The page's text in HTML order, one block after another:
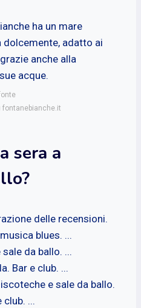
ha un mare
adatto ai
anche alla
acque.
sera a
delle recensioni.
blues. ...
da ballo. ...
Bar e club. ...
e sale da ballo.
club. ...